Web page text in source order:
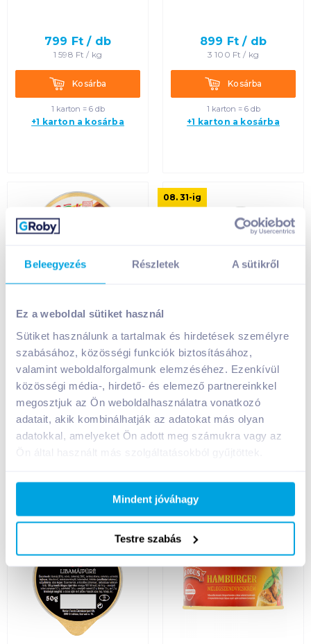
Beleegyezés Részletek A sütikről
Ez a weboldal sütiket használ
Sütiket használunk a tartalmak és hirdetések személyre
szabásához, közösségi funkciók biztosításához,
valamint weboldalforgalmunk elemzéséhez. Ezenkívül
közösségi média-, hirdető- és elemező partnereinkkel
megosztjuk az Ön weboldalhasználatra vonatkozó
adatait, akik kombinálhatják az adatokat más olyan
adatokkal, amelyeket Ön adott meg számukra vagy az
Ön által használt más szolgáltatásokból gyűjtöttek.
Mindent jóváhagy
Testre szabás
799 Ft / db
1 598 Ft / kg
KosárbaKosárba
1 karton = 6 db
+1 karton a kosárba
899 Ft / db
3 100 Ft / kg
KosárbaKosárba
1 karton = 6 db
+1 karton a kosárba
Snack Falusi
399 Ft /db
5 320 Ft /kg
KosárbaKosárba
699Ft /db
Ft / kg
KosárbaKosárba
08. 31-ig